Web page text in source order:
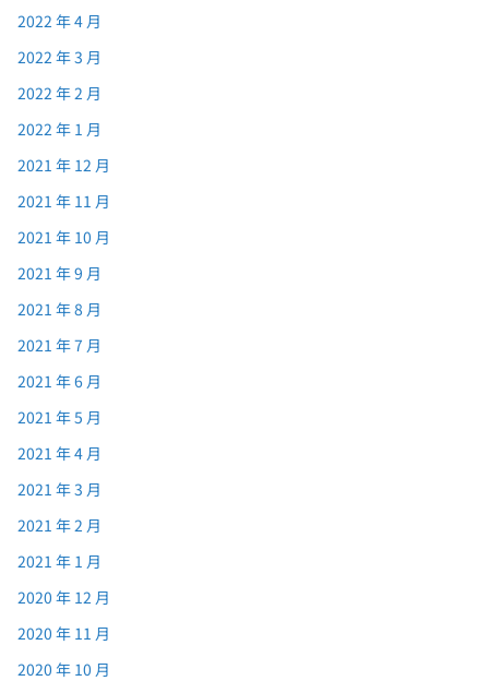
2022 年 4 月
2022 年 3 月
2022 年 2 月
2022 年 1 月
2021 年 12 月
2021 年 11 月
2021 年 10 月
2021 年 9 月
2021 年 8 月
2021 年 7 月
2021 年 6 月
2021 年 5 月
2021 年 4 月
2021 年 3 月
2021 年 2 月
2021 年 1 月
2020 年 12 月
2020 年 11 月
2020 年 10 月